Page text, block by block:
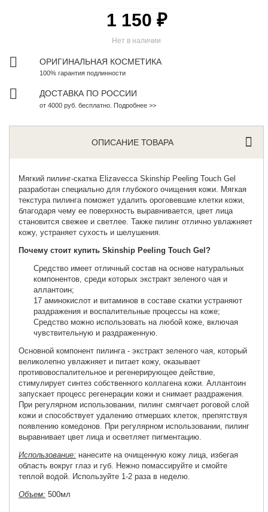
Нет в наличии
1 150 ₽
ОРИГИНАЛЬНАЯ КОСМЕТИКА
100% гарантия подлинности
ДОСТАВКА ПО РОССИИ
от 4000 руб. бесплатно. Подробнее >>
ОПИСАНИЕ ТОВАРА
Мягкий пилинг-скатка Elizavecca Skinship Peeling Touch Gel
разработан специально для глубокого очищения кожи. Мягкая
текстура пилинга поможет удалить ороговевшие клетки кожи,
благодаря чему ее поверхность выравнивается, цвет лица
становится свежее и светлее. Также пилинг отлично увлажняет
кожу, устраняет сухость и шелушения.
Почему стоит купить Skinship Peeling Touch Gel?
Средство имеет отличный состав на основе натуральных
компонентов, среди которых экстракт зеленого чая и
аллантоин;
17 аминокислот и витаминов в составе скатки устраняют
раздражения и воспалительные процессы на коже;
Средство можно использовать на любой коже, включая
чувствительную и раздраженную.
Основной компонент пилинга - экстракт зеленого чая, который
великолепно увлажняет и питает кожу, оказывает
противовоспалительное и регенерирующее действие,
стимулирует синтез собственного коллагена кожи. Аллантоин
запускает процесс регенерации кожи и снимает раздражения.
При регулярном использовании, пилинг смягчает роговой слой
кожи и способствует удалению отмерших клеток, препятствуя
появлению комедонов. При регулярном использовании, пилинг
выравнивает цвет лица и осветляет пигментацию.
Использование: нанесите на очищенную кожу лица, избегая
область вокруг глаз и губ. Нежно помассируйте и смойте
теплой водой. Используйте 1-2 раза в неделю.
Объем: 500мл